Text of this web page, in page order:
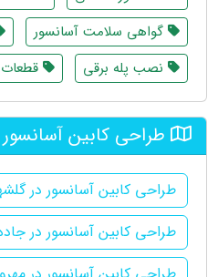
گواهی سلامت آسانسور
نصب پله برقی
طراحی کابین
طراحی کابین آسانسور در
طراحی کابین آسانسور در